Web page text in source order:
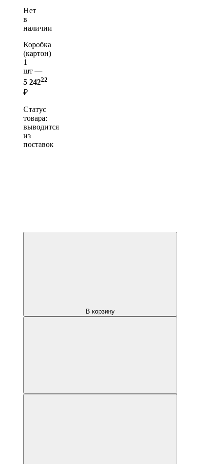
Нет
в
наличии
Коробка
(картон)
1
шт —
5 24222
₽
Статус
товара:
выводится
из
поставок
В корзину